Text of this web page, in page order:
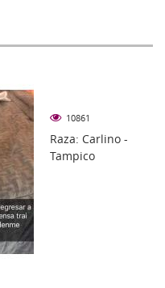
10861
Raza: Carlino -
Tampico